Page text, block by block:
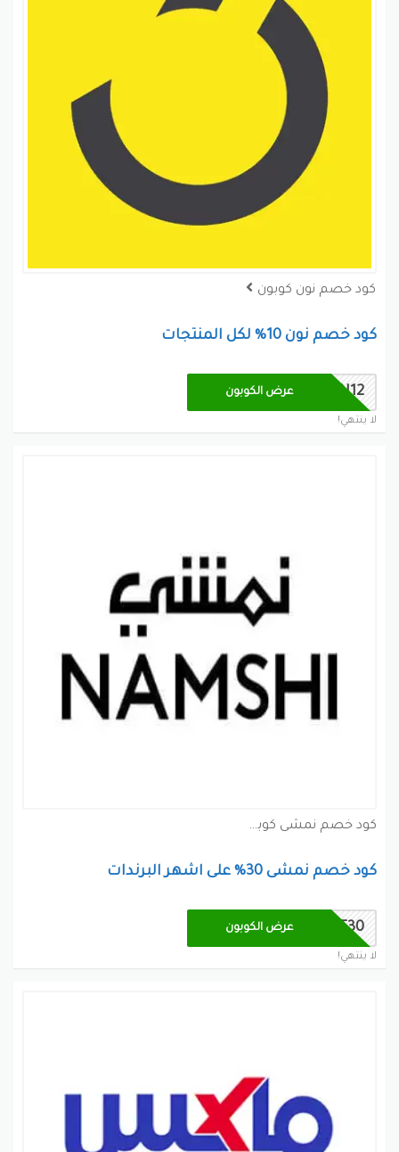
كود خصم نون كوبون
كود خصم نون 10% لكل المنتجات
BN12 عرض الكوبون
لا ينتهي!
كود خصم نمشى كوبون
كود خصم نمشى 30% على اشهر البرندات
RT30 عرض الكوبون
لا ينتهي!